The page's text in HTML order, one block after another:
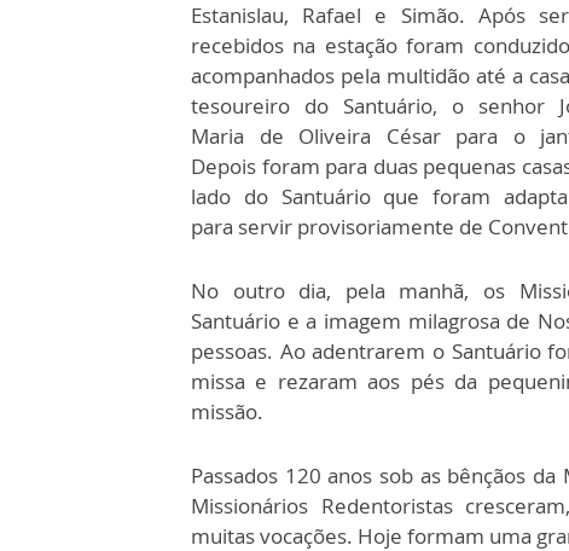
Estanislau, Rafael e Simão. Após
recebidos na estação foram
acompanhados pela multidão até a
tesoureiro do Santuário, o senhor
Maria de Oliveira César para o
Depois foram para duas pequenas
lado do Santuário que foram
para servir provisoriamente de
No outro dia, pela manhã, os
Santuário e a imagem milagrosa de
pessoas. Ao adentrarem o Santuário
missa e rezaram aos pés da
missão.
Passados 120 anos sob as bênçãos
Missionários Redentoristas
muitas vocações. Hoje formam uma